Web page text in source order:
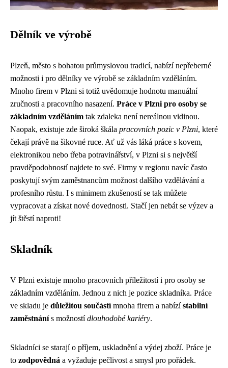
Dělník ve výrobě
Plzeň, město s bohatou průmyslovou tradicí, nabízí nepřeberné
možnosti i pro dělníky ve výrobě se základním vzděláním.
Mnoho firem v Plzni si totiž uvědomuje hodnotu manuální
zručnosti a pracovního nasazení. Práce v Plzni pro osoby se
základním vzděláním tak zdaleka není nereálnou vidinou.
Naopak, existuje zde široká škála pracovních pozic v Plzni, které
čekají právě na šikovné ruce. Ať už vás láká práce s kovem,
elektronikou nebo třeba potravinářství, v Plzni si s největší
pravděpodobností najdete to své. Firmy v regionu navíc často
poskytují svým zaměstnancům možnost dalšího vzdělávání a
profesního růstu. I s minimem zkušeností se tak můžete
vypracovat a získat nové dovednosti. Stačí jen nebát se výzev a
jít štěstí naproti!
Skladník
V Plzni existuje mnoho pracovních příležitostí i pro osoby se
základním vzděláním. Jednou z nich je pozice skladníka. Práce
ve skladu je důležitou součástímnoha firem a nabízístabilní
zaměstnánís možnostídlouhodobé kariéry.
Skladníci se starají o příjem, uskladnění a výdej zboží. Práce je
to zodpovědná a vyžaduje pečlivost a smysl pro pořádek.